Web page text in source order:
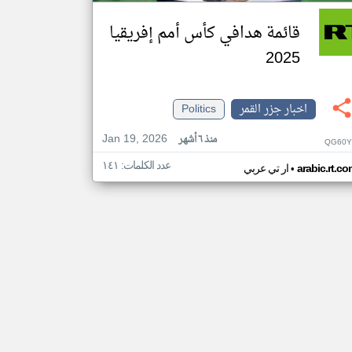
قائمة هدافي كأس أمم إفريقيا
2025
اخبار جزر القمر
Politics
Jan 19, 2026
منذ ٦ أشهر
ار تي عربي• عدد الكلمات: ١٤١